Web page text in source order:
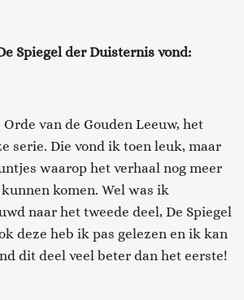
Spiegel der Duisternis vond:
van de Gouden Leeuw, het
serie. Die vond ik toen leuk, maar
waarop het verhaal nog meer
komen. Wel was ik
naar het tweede deel, De Spiegel
deze heb ik pas gelezen en ik kan
dit deel veel beter dan het eerste!